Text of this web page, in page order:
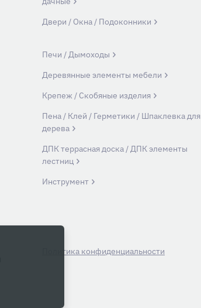
Двери / Окна / Подоконники
Печи / Дымоходы
Деревянные элементы мебели
Крепеж / Скобяные изделия
Пена / Клей / Герметики / Шпаклевка для
дерева
ДПК террасная доска / ДПК элементы
лестниц
Инструмент
Политика конфиденциальности